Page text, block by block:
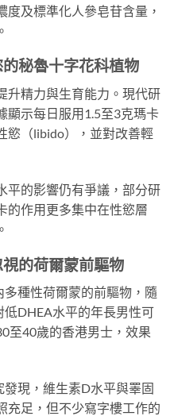
及標準化人參皂苷含量，
秘魯十字花科植物
升精力與生育能力。現代研
顯示每日服用1.5至3克瑪卡
慾（libido），並對改善輕
平的影響仍有爭議，部分研
的作用更多集中在性慾層
的荷爾蒙前驅物
種性荷爾蒙的前驅物，隨
DHEA水平的年長男性可
至40歲的香港男士，效果
現，維生素D水平與睪固
充足，但不少寫字樓工作的